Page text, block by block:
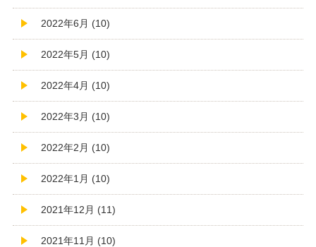
2022年6月 (10)
2022年5月 (10)
2022年4月 (10)
2022年3月 (10)
2022年2月 (10)
2022年1月 (10)
2021年12月 (11)
2021年11月 (10)